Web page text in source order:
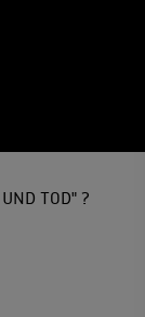
TOD" ?